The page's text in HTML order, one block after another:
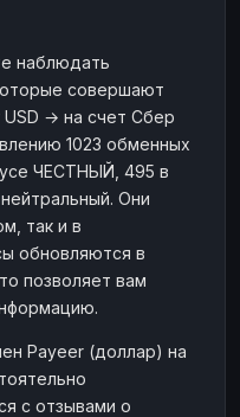
Банк
Наличные
наблюдать
совершают
→ на счет Сбер
1023 обменных
ЧЕСТНЫЙ, 495 в
Они
так и в
обновляются в
позволяет вам
Payeer (доллар) на
с отзывами о